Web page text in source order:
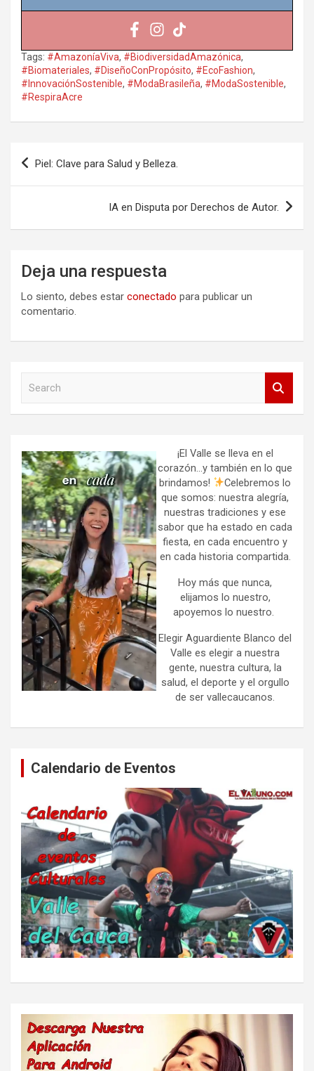
Tags: #AmazoníaViva, #BiodiversidadAmazónica,
#Biomateriales, #DiseñoConPropósito, #EcoFashion,
#InnovaciónSostenible, #ModaBrasileña, #ModaSostenible,
#RespiraAcre
Navegación
Piel: Clave para Salud y Belleza.
IA en Disputa por Derechos de Autor.
Deja una respuesta
Lo siento, debes estar conectado para publicar un
comentario.
h
¡El Valle se lleva en el
corazón…y también en lo que
brindamos!
Celebremos lo
que somos: nuestra alegría,
nuestras tradiciones y ese
sabor que ha estado en cada
fiesta, en cada encuentro y
en cada historia compartida.
Hoy más que nunca,
elijamos lo nuestro,
apoyemos lo nuestro.
Elegir Aguardiente Blanco del
Valle es elegir a nuestra
gente, nuestra cultura, la
salud, el deporte y el orgullo
de ser vallecaucanos.
Calendario de Eventos